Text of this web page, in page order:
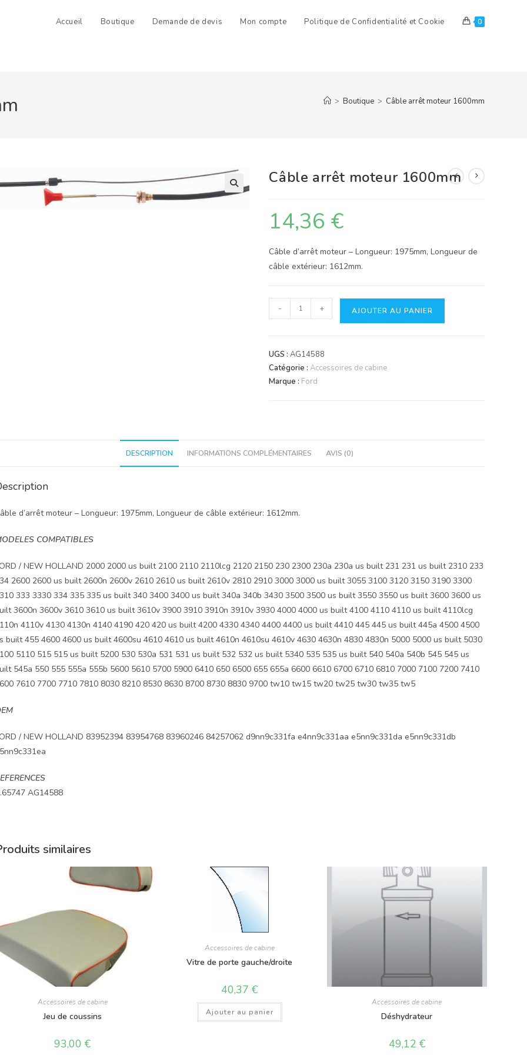
Accueil Boutique Demande de devis Mon compte Politique de Confidentialité et Cookie 0
> Boutique > Câble arrêt moteur 1600mm
Câble arrêt moteur 1600mm
14,36 €
Câble d’arrêt moteur – Longueur: 1975mm, Longueur de
câble extérieur: 1612mm.
quantité
de
arrêt
moteur
1600mm
- + AJOUTER AU PANIER
UGS :AG14588
Catégorie :Accessoires de cabine
Marque : Ford
DESCRIPTION INFORMATIONS COMPLÉMENTAIRES AVIS (0)
d’arrêt moteur – Longueur: 1975mm, Longueur de câble extérieur: 1612mm.
COMPATIBLES
/ NEW HOLLAND 2000 2000 us built 2100 2110 2110lcg 2120 2150 230 2300 230a 230a us built 231 231 us built 2310 233
2600 2600 us built 2600n 2600v 2610 2610 us built 2610v 2810 2910 3000 3000 us built 3055 3100 3120 3150 3190 3300
333 3330 334 335 335 us built 340 3400 3400 us built 340a 340b 3430 3500 3500 us built 3550 3550 us built 3600 3600 us
3600n 3600v 3610 3610 us built 3610v 3900 3910 3910n 3910v 3930 4000 4000 us built 4100 4110 4110 us built 4110lcg
4110v 4130 4130n 4140 4190 420 420 us built 4200 4330 4340 4400 4400 us built 4410 445 445 us built 445a 4500 4500
built 455 4600 4600 us built 4600su 4610 4610 us built 4610n 4610su 4610v 4630 4630n 4830 4830n 5000 5000 us built 5030
5110 515 515 us built 5200 530 530a 531 531 us built 532 532 us built 5340 535 535 us built 540 540a 540b 545 545 us
545a 550 555 555a 555b 5600 5610 5700 5900 6410 650 6500 655 655a 6600 6610 6700 6710 6810 7000 7100 7200 7410
7610 7700 7710 7810 8030 8210 8530 8630 8700 8730 8830 9700 tw10 tw15 tw20 tw25 tw30 tw35 tw5
/ NEW HOLLAND 83952394 83954768 83960246 84257062 d9nn9c331fa e4nn9c331aa e5nn9c331da e5nn9c331db
AG14588
similaires
Accessoires de cabine
Jeu de coussins
93,00€
Accessoires de cabine
Vitre de porte gauche/droite
40,37€
Ajouter au panier
Accessoires de cabine
Déshydrateur
49,12 €